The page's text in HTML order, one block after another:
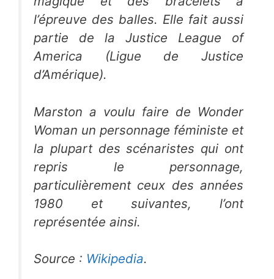
l’épreuve des balles. Elle fait aussi
partie de la Justice League of
America (Ligue de Justice
d’Amérique).
Marston a voulu faire de Wonder
Woman un personnage féministe et
la plupart des scénaristes qui ont
repris le personnage,
particulièrement ceux des années
1980 et suivantes, l’ont
représentée ainsi.
Source : Wikipedia.